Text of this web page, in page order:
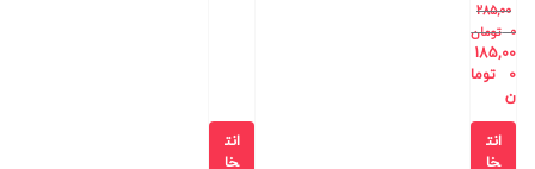
285,00
0 تومان
185,00
0
توما
ن
انت
خا
انت
خا